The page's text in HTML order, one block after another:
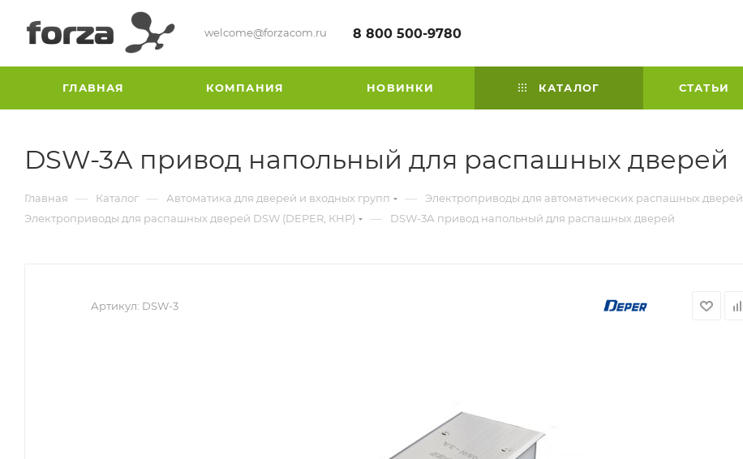
welcome@forzacom.ru 8 800 500-9780
ГЛАВНАЯ КОМПАНИЯ НОВИНКИ КАТАЛОГ СТАТЬИ
DSW-3А привод напольный для распашных дверей
Главная — Каталог — Автоматика для дверей и входных групп — Электроприводы для автоматических распашных дверей
Электроприводы для распашных дверей DSW (DEPER, КНР) — DSW-3А привод напольный для распашных дверей
Артикул: DSW-3